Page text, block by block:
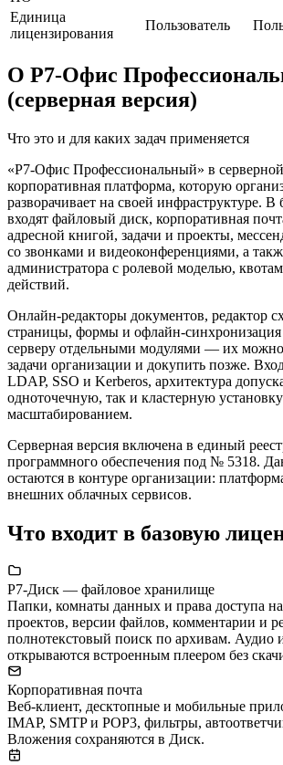
Единица
лицензирования
Пользователь
О Р7-Офис
(серверная версия)
Что это и для каких задач применяется
«Р7-Офис Профессиональный» в
корпоративная платформа, которую
разворачивает на своей инфраструктуре.
входят файловый диск, корпоративная
адресной книгой, задачи и проекты,
со звонками и видеоконференциями, а
администратора с ролевой моделью,
действий.
Онлайн-редакторы документов, редактор
страницы, формы и офлайн-
серверу отдельными модулями — их можно
задачи организации и докупить позже.
LDAP, SSO и Kerberos, архитектура
одноточечную, так и кластерную
масштабированием.
Серверная версия включена в единый
программного обеспечения под № 5318.
остаются в контуре организации:
внешних облачных сервисов.
Что входит в базовую
Р7-Диск — файловое хранилище
Папки, комнаты данных и права доступа
проектов, версии файлов, комментарии и
полнотекстовый поиск по архивам. Аудио
открываются встроенным плеером без
Корпоративная почта
Веб-клиент, десктопные и мобильные
IMAP, SMTP и POP3, фильтры,
Вложения сохраняются в Диск.